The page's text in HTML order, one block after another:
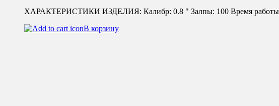
ХАРАКТЕРИСТИКИ ИЗДЕЛИЯ: Калибр: 0.8 " Залпы: 100 Время работы:
В корзину